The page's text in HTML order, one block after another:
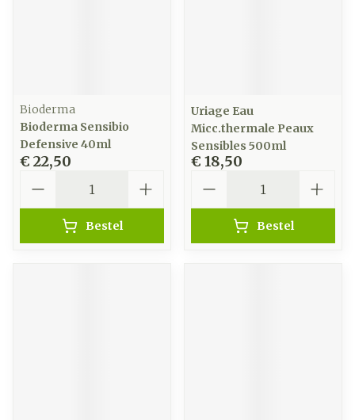
Bioderma
Bioderma Sensibio
Defensive 40ml
€ 22,50
Bestel
Uriage Eau
Micc.thermale Peaux
Sensibles 500ml
€ 18,50
Bestel